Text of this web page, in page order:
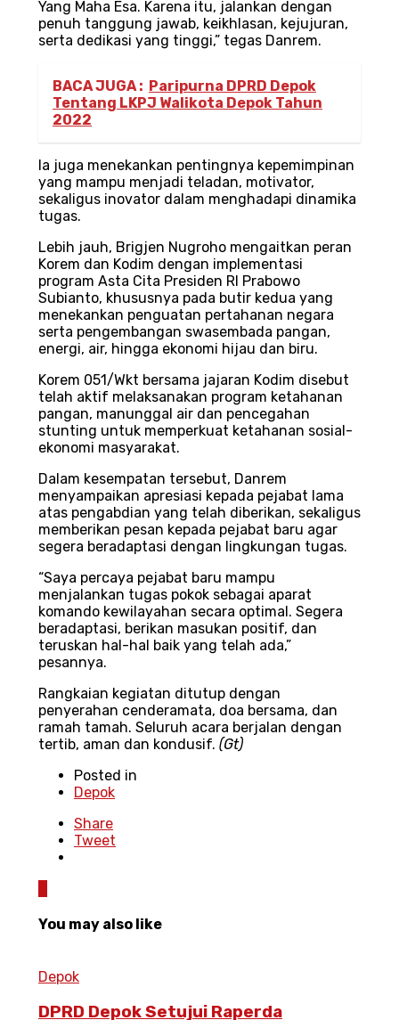
Yang Maha Esa. Karena itu, jalankan dengan
penuh tanggung jawab, keikhlasan, kejujuran,
serta dedikasi yang tinggi,” tegas Danrem.
BACA JUGA : Paripurna DPRD Depok
Tentang LKPJ Walikota Depok Tahun
2022
Ia juga menekankan pentingnya kepemimpinan
yang mampu menjadi teladan, motivator,
sekaligus inovator dalam menghadapi dinamika
tugas.
Lebih jauh, Brigjen Nugroho mengaitkan peran
Korem dan Kodim dengan implementasi
program Asta Cita Presiden RI Prabowo
Subianto, khususnya pada butir kedua yang
menekankan penguatan pertahanan negara
serta pengembangan swasembada pangan,
energi, air, hingga ekonomi hijau dan biru.
Korem 051/Wkt bersama jajaran Kodim disebut
telah aktif melaksanakan program ketahanan
pangan, manunggal air dan pencegahan
stunting untuk memperkuat ketahanan sosial-
ekonomi masyarakat.
Dalam kesempatan tersebut, Danrem
menyampaikan apresiasi kepada pejabat lama
atas pengabdian yang telah diberikan, sekaligus
memberikan pesan kepada pejabat baru agar
segera beradaptasi dengan lingkungan tugas.
“Saya percaya pejabat baru mampu
menjalankan tugas pokok sebagai aparat
komando kewilayahan secara optimal. Segera
beradaptasi, berikan masukan positif, dan
teruskan hal-hal baik yang telah ada,”
pesannya.
Rangkaian kegiatan ditutup dengan
penyerahan cenderamata, doa bersama, dan
ramah tamah. Seluruh acara berjalan dengan
tertib, aman dan kondusif. (Gt)
Posted in
Depok
Share
Tweet
You may also like
Depok
DPRD Depok Setujui Raperda